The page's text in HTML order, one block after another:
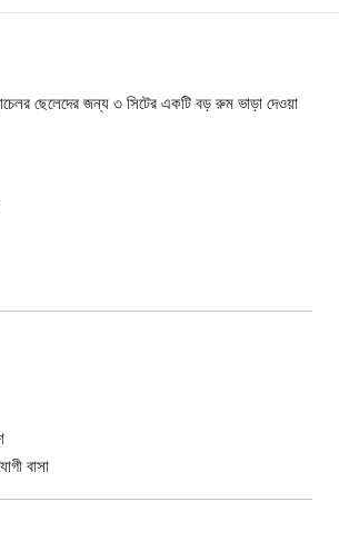
ছেলেদের জন্য ৩ সিটের একটি বড় রুম ভাড়া দেওয়া
বাসা